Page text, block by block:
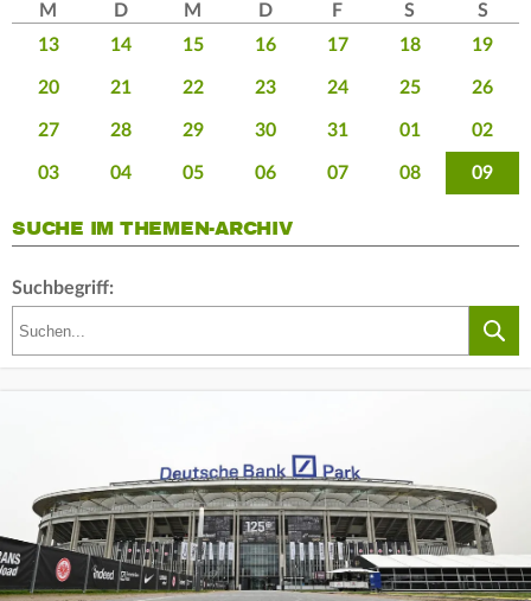
M D M D F S
S
13
14 15 16 17 18 19
20 21 22 23 24 25 26
27 28 29 30 31 01 02
03 04 05 06 07 08 09
SUCHE IM THEMEN-ARCHIV
Suchbegriff: